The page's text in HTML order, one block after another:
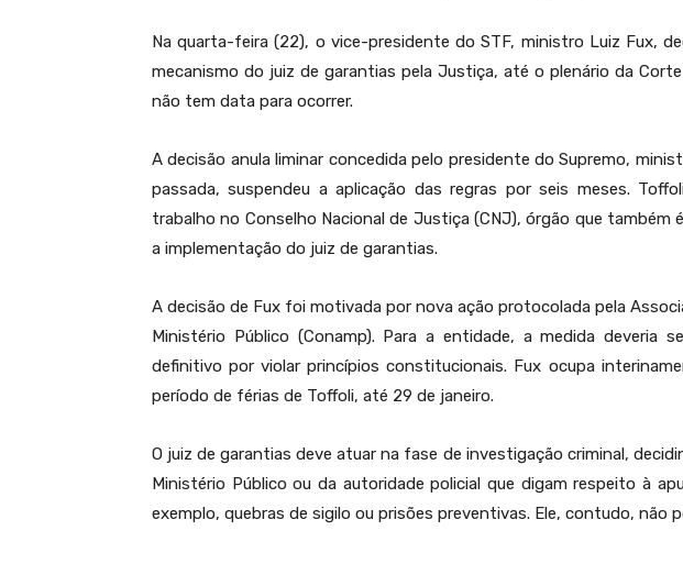
Na quarta-feira (22), o vice-presidente do STF, ministro Luiz Fux,
mecanismo do juiz de garantias pela Justiça, até o plenário da
não tem data para ocorrer.
A decisão anula liminar concedida pelo presidente do Supremo,
passada, suspendeu a aplicação das regras por seis meses.
trabalho no Conselho Nacional de Justiça (CNJ), órgão que também
a implementação do juiz de garantias.
A decisão de Fux foi motivada por nova ação protocolada pela
Ministério Público (Conamp). Para a entidade, a medida deveria
definitivo por violar princípios constitucionais. Fux ocupa
período de férias de Toffoli, até 29 de janeiro.
O juiz de garantias deve atuar na fase de investigação criminal,
Ministério Público ou da autoridade policial que digam respeito à
exemplo, quebras de sigilo ou prisões preventivas. Ele, contudo, não